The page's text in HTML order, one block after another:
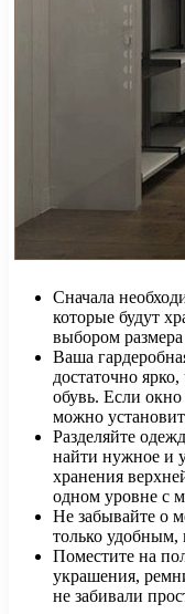
Сначала
которые будут
выбором
Ваша
достаточно
обувь. Если
можно
Разделяйте
найти нужное и
хранения
одном уровне с
Не забывайте о
только удобным,
Поместите на
украшения,
не забивали